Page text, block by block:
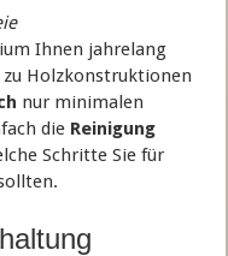
Ihnen jahrelang
zu Holzkonstruktionen
nur minimalen
die Reinigung
Schritte Sie für